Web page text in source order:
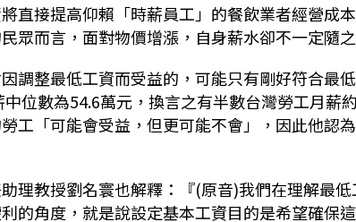
直接提高仰賴「時薪員工」的餐飲業者經營成
眾而言，面對物價增漲，自身薪水卻不一定隨
調整最低工資而受益的，可能只有剛好符合最
位數為54.6萬元，換言之有半數台灣勞工月薪
工「可能會受益，但更可能不會」，因此他認
理教授劉名寰也解釋：『(原音)我們在理解最
的角度，就是說設定基本工資目的是希望確保